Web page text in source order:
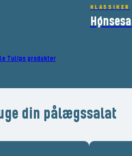
KLASSIKER
Tulips produkter
din pålægssalat